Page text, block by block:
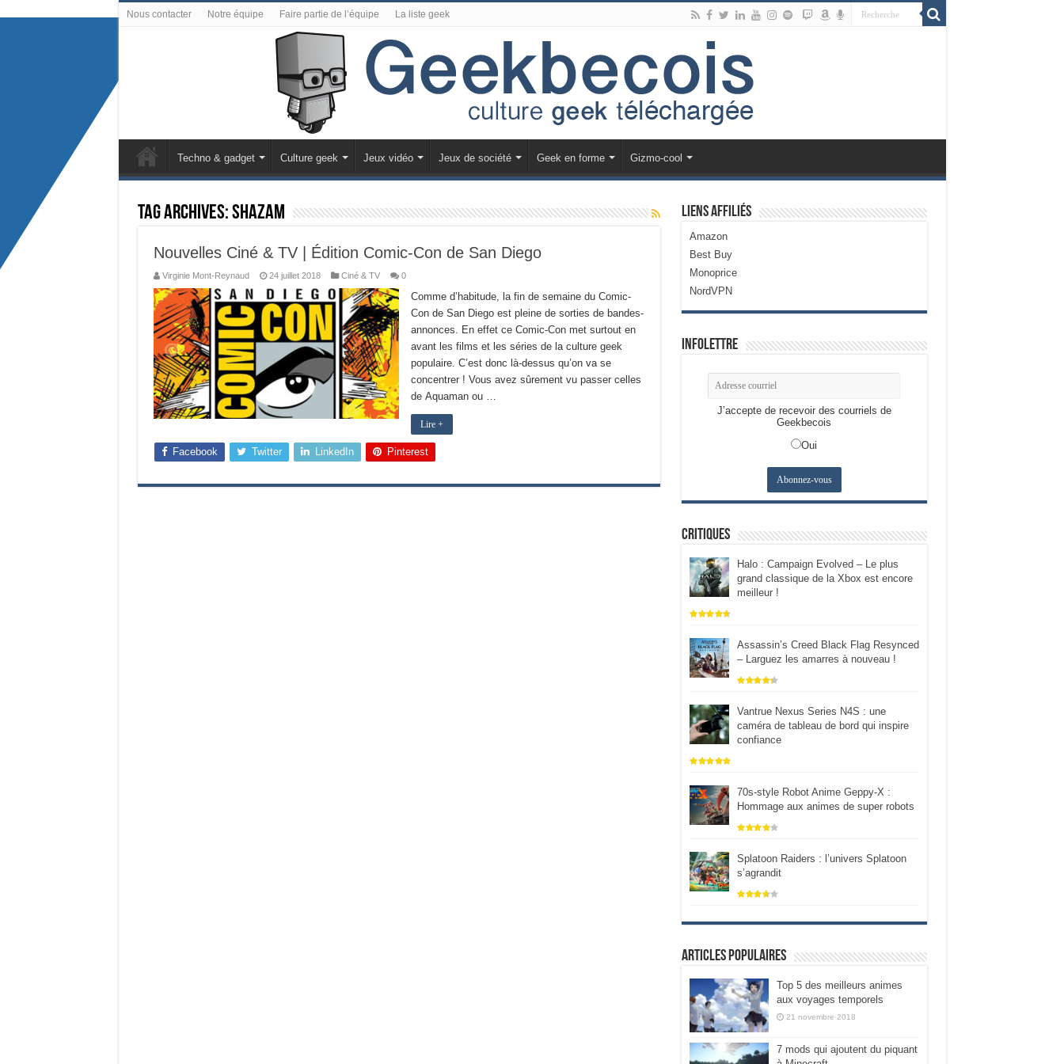
Nous contacter Notre équipe Faire partie de l’équipe La liste geek
Techno & gadget Culture geek Jeux vidéo Jeux de société Geek en forme Gizmo-cool
Tag Archives:Shazam
Nouvelles Ciné & TV | Édition Comic-Con de San Diego
Virginie Mont-Reynaud 24 juillet 2018 Ciné & TV 0
Comme d’habitude, la fin de semaine du Comic-
Con de San Diego est pleine de sorties de bandes-
annonces. En effet ce Comic-Con met surtout en
avant les films et les séries de la culture geek
populaire. C’est donc là-dessus qu’on va se
concentrer ! Vous avez sûrement vu passer celles
de Aquaman ou …
Lire +
Facebook Twitter LinkedIn Pinterest
Liens Affiliés
Amazon
Best Buy
Monoprice
NordVPN
Infolettre
J’accepte de recevoir des courriels de
Geekbecois
Oui
Critiques
Halo : Campaign Evolved – Le plus
grand classique de la Xbox est encore
meilleur !
Assassin’s Creed Black Flag Resynced
– Larguez les amarres à nouveau !
Vantrue Nexus Series N4S : une
caméra de tableau de bord qui inspire
confiance
70s-style Robot Anime Geppy-X :
Hommage aux animes de super robots
Splatoon Raiders : l’univers Splatoon
s’agrandit
Articles populaires
Top 5 des meilleurs animes
aux voyages temporels
21 novembre 2018
7 mods qui ajoutent du piquant